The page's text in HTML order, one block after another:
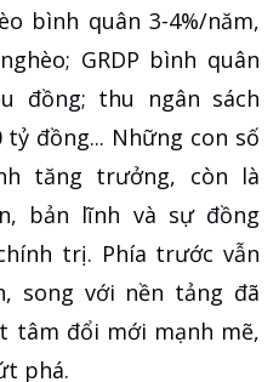
bình quân 3-4%/năm,
GRDP bình quân
đồng; thu ngân sách
đồng... Những con số
tăng trưởng, còn là
bản lĩnh và sự đồng
trị. Phía trước vẫn
song với nền tảng đã
tâm đổi mới mạnh mẽ,
phá.